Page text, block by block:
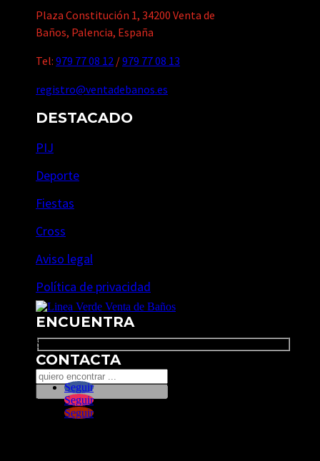
Plaza Constitución 1, 34200 Venta de
Baños, Palencia, España
Tel: 979 77 08 12 /979 77 08 13
registro@ventadebanos.es
DESTACADO
PIJ
Deporte
Fiestas
Cross
Aviso legal
Política de privacidad
ENCUENTRA
Search
CONTACTA
Seguir
Seguir
Seguir